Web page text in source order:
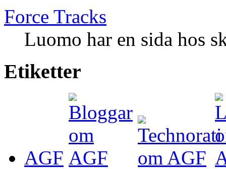
Force Tracks
Luomo har en sida hos
Etiketter
AGF